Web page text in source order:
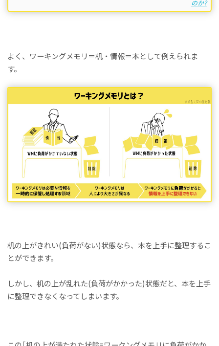
のか?
よく、ワーキングメモリ＝机・情報＝本として例えられま
す。
机の上がきれい(負荷がない)状態なら、本を上手に整理するこ
とができます。
しかし、机の上が乱れた(負荷がかかった)状態だと、本を上手
に整理できなくなってしまいます。